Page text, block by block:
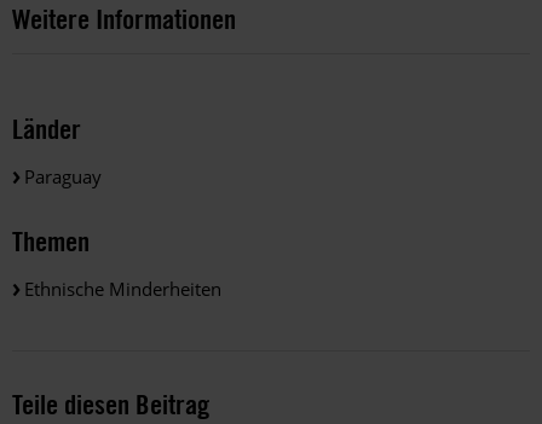
Weitere Informationen
Länder
Paraguay
Themen
Ethnische Minderheiten
Teile diesen Beitrag